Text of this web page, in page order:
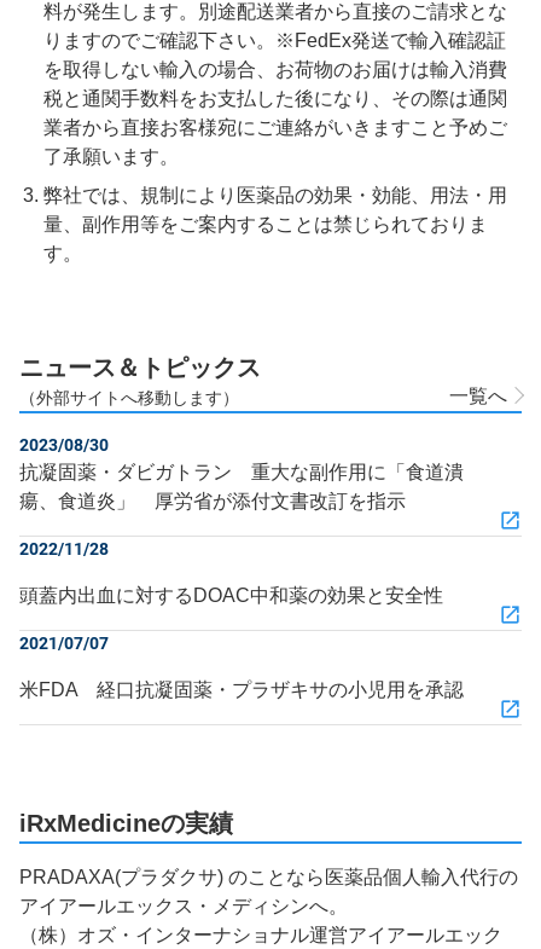
料が発生します。別途配送業者から直接のご請求とな
りますのでご確認下さい。※FedEx発送で輸入確認証
を取得しない輸入の場合、お荷物のお届けは輸入消費
税と通関手数料をお支払した後になり、その際は通関
業者から直接お客様宛にご連絡がいきますこと予めご
了承願います。
弊社では、規制により医薬品の効果・効能、用法・用
量、副作用等をご案内することは禁じられておりま
す。
ニュース＆トピックス
（外部サイトへ移動します） 一覧へ
2023/08/30
抗凝固薬・ダビガトラン 重大な副作用に「食道潰
瘍、食道炎」 厚労省が添付文書改訂を指示
2022/11/28
頭蓋内出血に対するDOAC中和薬の効果と安全性
2021/07/07
米FDA 経口抗凝固薬・プラザキサの小児用を承認
iRxMedicineの実績
PRADAXA(プラダクサ) のことなら医薬品個人輸入代行の
アイアールエックス・メディシンへ。
（株）オズ・インターナショナル運営アイアールエック